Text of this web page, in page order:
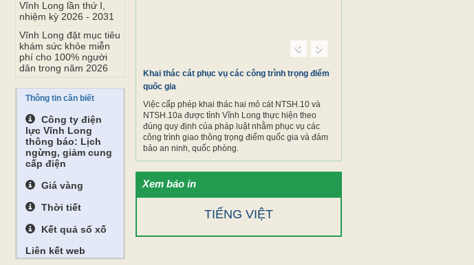
Vĩnh Long lần thứ I,
nhiệm kỳ 2026 - 2031
Vĩnh Long đặt mục tiêu
khám sức khỏe miễn
phí cho 100% người
dân trong năm 2026
Thông tin cần biết
Công ty điện
lực Vĩnh Long
thông báo: Lịch
ngừng, giảm cung
cấp điện
Giá vàng
Thời tiết
Kết quả sổ xố
Liên kết web
Khai thác cát phục vụ các công trình trọng điểm
quốc gia
Việc cấp phép khai thác hai mỏ cát NTSH.10 và
NTSH.10a được tỉnh Vĩnh Long thực hiện theo
đúng quy định của pháp luật nhằm phục vụ các
công trình giao thông trọng điểm quốc gia và đảm
bảo an ninh, quốc phòng.
Previous
Xem báo in
TIẾNG VIỆT